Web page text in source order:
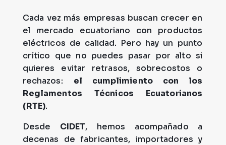
Cada vez más empresas buscan crecer en
el mercado ecuatoriano con productos
eléctricos de calidad. Pero hay un punto
crítico que no puedes pasar por alto si
quieres evitar retrasos, sobrecostos o
rechazos: el cumplimiento con los
Reglamentos Técnicos Ecuatorianos
(RTE).
Desde CIDET, hemos acompañado a
decenas de fabricantes, importadores y